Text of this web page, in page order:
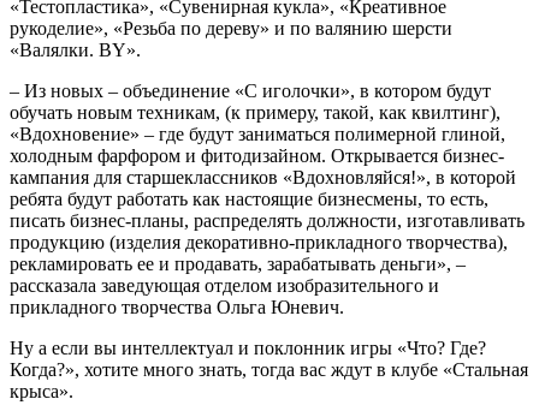
«Тестопластика», «Сувенирная кукла», «Креативное
рукоделие», «Резьба по дереву» и по валянию шерсти
«Валялки. BY».
– Из новых – объединение «С иголочки», в котором будут
обучать новым техникам, (к примеру, такой, как квилтинг),
«Вдохновение» – где будут заниматься полимерной глиной,
холодным фарфором и фитодизайном. Открывается бизнес-
кампания для старшеклассников «Вдохновляйся!», в которой
ребята будут работать как настоящие бизнесмены, то есть,
писать бизнес-планы, распределять должности, изготавливать
продукцию (изделия декоративно-прикладного творчества),
рекламировать ее и продавать, зарабатывать деньги», –
рассказала заведующая отделом изобразительного и
прикладного творчества Ольга Юневич.
Ну а если вы интеллектуал и поклонник игры «Что? Где?
Когда?», хотите много знать, тогда вас ждут в клубе «Стальная
крыса».